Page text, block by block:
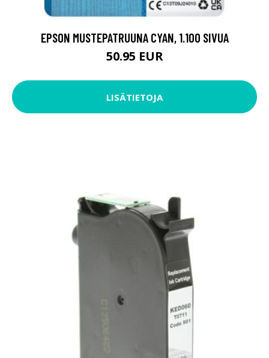
EPSON MUSTEPATRUUNA CYAN, 1.100 SIVUA
50.95 EUR
LISÄTIETOJA